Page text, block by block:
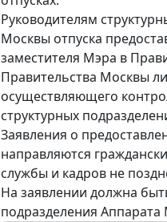
Руководителям
Москвы отпуска
заместителя Мэра в
Правительства Москвы
осуществляющего
структурных
Заявления о
направляются
службы и кадров не
На заявлении должна
подразделения